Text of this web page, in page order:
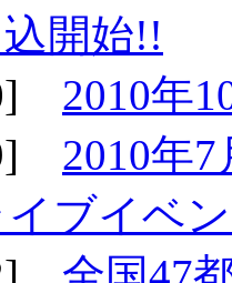
開始!!
2010年
2010年
ブイベ